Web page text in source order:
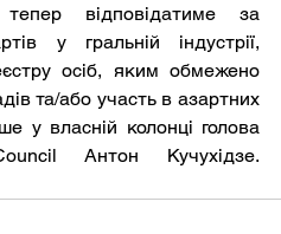
тепер відповідатиме за
у гральній індустрії,
осіб, яким обмежено
та/або участь в азартних
у власній колонці голова